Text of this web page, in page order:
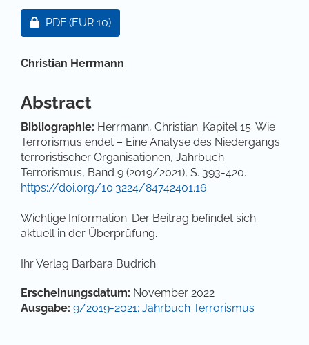
Artikel-Sidebar
Zugang für Abonnent/innen oder durch Zahlung
PDF (EUR 10)
Hauptsächlicher Artikelinhalt
Christian Herrmann
Abstract
Bibliographie: Herrmann, Christian: Kapitel 15: Wie
Terrorismus endet – Eine Analyse des Niedergangs
terroristischer Organisationen, Jahrbuch
Terrorismus, Band 9 (2019/2021), S. 393-420.
https://doi.org/10.3224/84742401.16
Wichtige Information: Der Beitrag befindet sich
aktuell in der Überprüfung.
Ihr Verlag Barbara Budrich
Artikel-Details
Erscheinungsdatum: November 2022
Ausgabe: 9/2019-2021: Jahrbuch Terrorismus